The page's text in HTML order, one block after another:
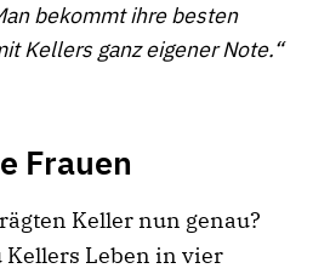
bekommt ihre besten
Kellers ganz eigener Note.“
Frauen
Keller nun genau?
Leben in vier